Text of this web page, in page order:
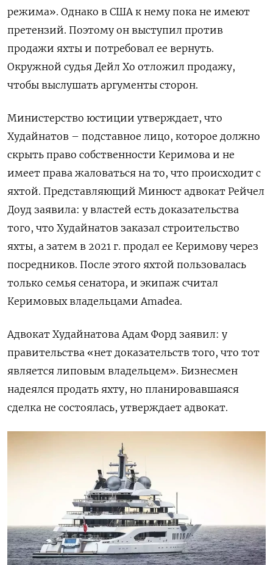
режима». Однако в США к нему пока не имеют
претензий. Поэтому он выступил против
продажи яхты и потребовал ее вернуть.
Окружной судья Дейл Хо отложил продажу,
чтобы выслушать аргументы сторон.
Министерство юстиции утверждает, что
Худайнатов – подставное лицо, которое должно
скрыть право собственности Керимова и не
имеет права жаловаться на то, что происходит с
яхтой. Представляющий Минюст адвокат Рейчел
Доуд заявила: у властей есть доказательства
того, что Худайнатов заказал строительство
яхты, а затем в 2021 г. продал ее Керимову через
посредников. После этого яхтой пользовалась
только семья сенатора, и экипаж считал
Керимовых владельцами Amadea.
Адвокат Худайнатова Адам Форд заявил: у
правительства «нет доказательств того, что тот
является липовым владельцем». Бизнесмен
надеялся продать яхту, но планировавшаяся
сделка не состоялась, утверждает адвокат.